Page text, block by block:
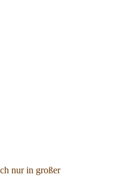
nur in großer